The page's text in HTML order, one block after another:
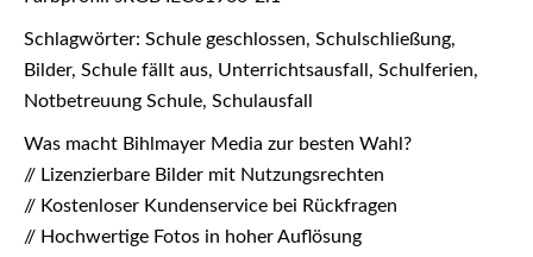
Schlagwörter: Schule geschlossen, Schulschließung,
Bilder, Schule fällt aus, Unterrichtsausfall, Schulferien,
Notbetreuung Schule, Schulausfall
Was macht Bihlmayer Media zur besten Wahl?
// Lizenzierbare Bilder mit Nutzungsrechten
// Kostenloser Kundenservice bei Rückfragen
// Hochwertige Fotos in hoher Auflösung